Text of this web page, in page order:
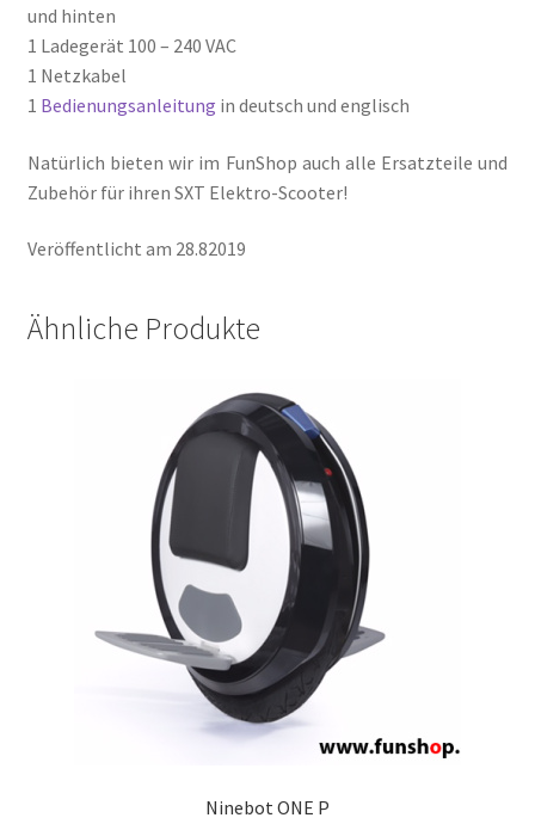
und hinten
1 Ladegerät 100 – 240 VAC
1 Netzkabel
1 Bedienungsanleitung in deutsch und englisch
Natürlich bieten wir im FunShop auch alle Ersatzteile und
Zubehör für ihren SXT Elektro-Scooter!
Veröffentlicht am 28.82019
Ähnliche Produkte
Ninebot ONE P